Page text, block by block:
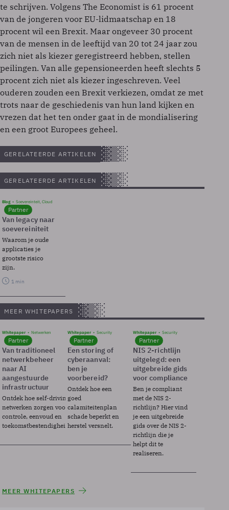
te schrijven. Volgens The Economist is 61 procent
van de jongeren voor EU-lidmaatschap en 18
procent wil een Brexit. Maar ongeveer 30 procent
van de mensen in de leeftijd van 20 tot 24 jaar zou
zich niet als kiezer geregistreerd hebben, stellen
peilingen. Van alle gepensioneerden heeft slechts 5
procent zich niet als kiezer ingeschreven. Veel
ouderen zouden een Brexit verkiezen, omdat ze met
trots naar de geschiedenis van hun land kijken en
vrezen dat het ten onder gaat in de mondialisering
en een groot Europees geheel.
GERELATEERDE ARTIKELEN
GERELATEERDE ARTIKELEN
Blog Soevereinteit, Cloud
Partner
Van legacy naar
soevereiniteit
Waarom je oude
applicaties je
grootste risico
zijn.
1 min
MEER WHITEPAPERS
Whitepaper Netwerken
Partner
Van traditioneel
netwerkbeheer
naar AI
aangestuurde
infrastructuur
Ontdek hoe self-driving
netwerken zorgen voor
controle, eenvoud en
toekomstbestendigheid.
Whitepaper Security
Partner
Een storing of
cyberaanval:
ben je
voorbereid?
Ontdek hoe een
goed
calamiteitenplan
schade beperkt en
herstel versnelt.
Whitepaper Security
Partner
NIS 2-richtlijn
uitgelegd: een
uitgebreide gids
voor compliance
Ben je compliant
met de NIS 2-
richtlijn? Hier vind
je een uitgebreide
gids over de NIS 2-
richtlijn die je
helpt dit te
realiseren.
MEER WHITEPAPERS